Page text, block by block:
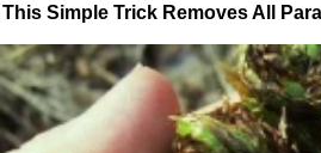
This Simple Trick Removes All